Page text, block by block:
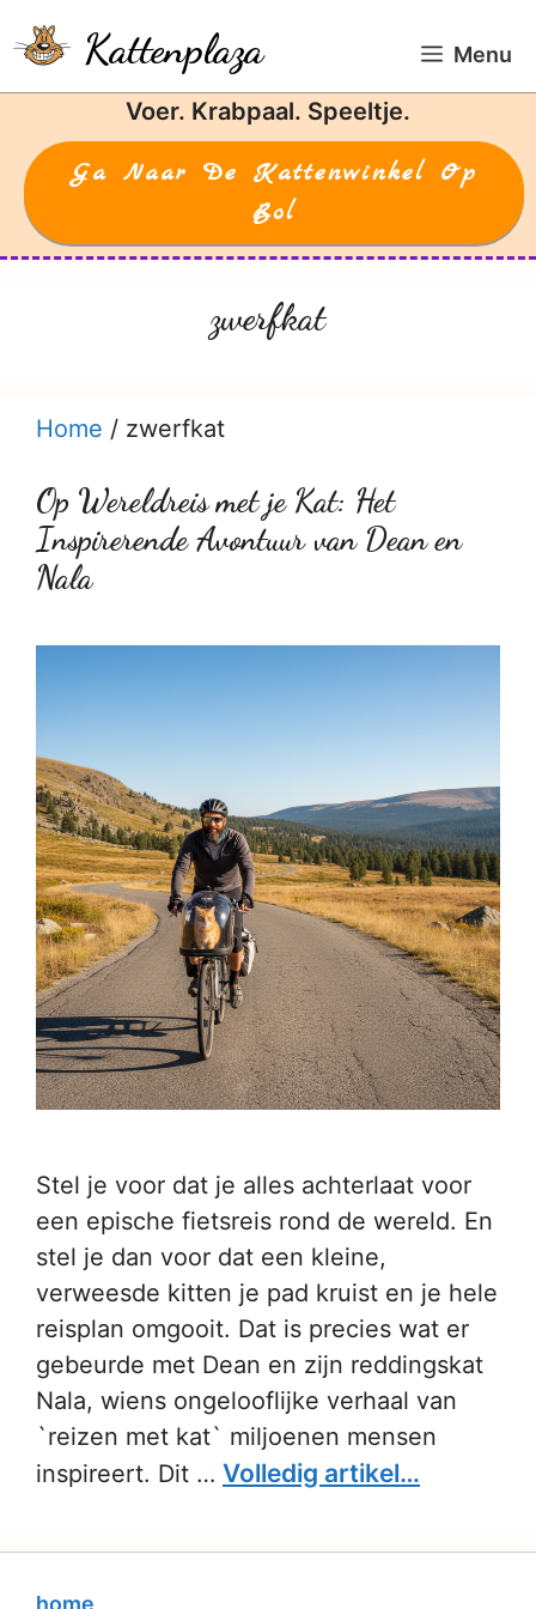
naar
de
Kattenplaza Menu
Voer. Krabpaal. Speeltje.
Ga Naar De Kattenwinkel Op
Bol
zwerfkat
Home / zwerfkat
Op Wereldreis met je Kat: Het
Inspirerende Avontuur van Dean en
Nala
Stel je voor dat je alles achterlaat voor
een epische fietsreis rond de wereld. En
stel je dan voor dat een kleine,
verweesde kitten je pad kruist en je hele
reisplan omgooit. Dat is precies wat er
gebeurde met Dean en zijn reddingskat
Nala, wiens ongelooflijke verhaal van
`reizen met kat` miljoenen mensen
inspireert. Dit … Volledig artikel…
home